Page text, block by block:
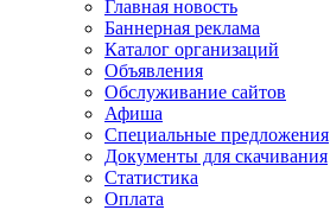
Главная новость
Баннерная реклама
Каталог организаций
Объявления
Обслуживание сайтов
Афиша
Специальные предложения
Документы для скачивания
Статистика
Оплата